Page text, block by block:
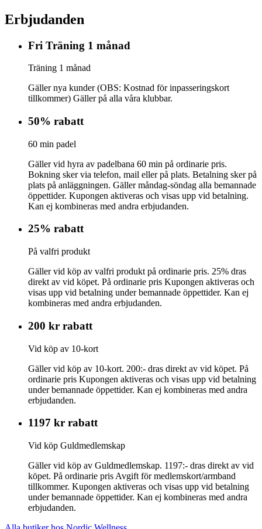
Erbjudanden
Fri Träning 1 månad
Träning 1 månad
Gäller nya kunder (OBS: Kostnad för inpasseringskort
tillkommer) Gäller på alla våra klubbar.
50% rabatt
60 min padel
Gäller vid hyra av padelbana 60 min på ordinarie pris.
Bokning sker via telefon, mail eller på plats. Betalning sker på
plats på anläggningen. Gäller måndag-söndag alla bemannade
öppettider. Kupongen aktiveras och visas upp vid betalning.
Kan ej kombineras med andra erbjudanden.
25% rabatt
På valfri produkt
Gäller vid köp av valfri produkt på ordinarie pris. 25% dras
direkt av vid köpet. På ordinarie pris Kupongen aktiveras och
visas upp vid betalning under bemannade öppettider. Kan ej
kombineras med andra erbjudanden.
200 kr rabatt
Vid köp av 10-kort
Gäller vid köp av 10-kort. 200:- dras direkt av vid köpet. På
ordinarie pris Kupongen aktiveras och visas upp vid betalning
under bemannade öppettider. Kan ej kombineras med andra
erbjudanden.
1197 kr rabatt
Vid köp Guldmedlemskap
Gäller vid köp av Guldmedlemskap. 1197:- dras direkt av vid
köpet. På ordinarie pris Avgift för medlemskort/armband
tillkommer. Kupongen aktiveras och visas upp vid betalning
under bemannade öppettider. Kan ej kombineras med andra
erbjudanden.